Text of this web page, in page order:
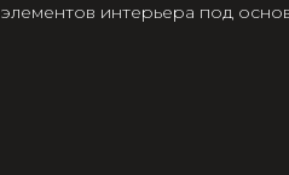
элементов интерьера под